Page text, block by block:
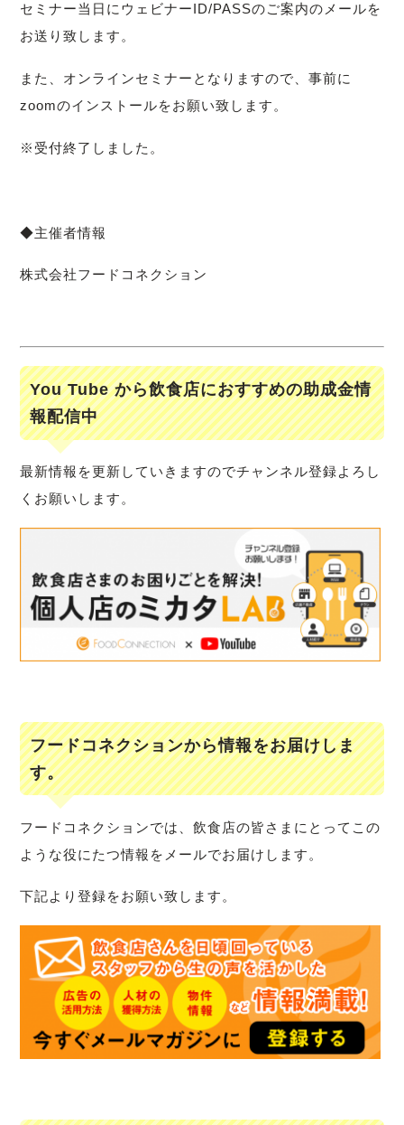
セミナー当日にウェビナーID/PASSのご案内のメールを
お送り致します。
また、オンラインセミナーとなりますので、事前に
zoomのインストールをお願い致します。
※受付終了しました。
◆主催者情報
株式会社フードコネクション
You Tube から飲食店におすすめの助成金情
報配信中
最新情報を更新していきますのでチャンネル登録よろし
くお願いします。
フードコネクションから情報をお届けしま
す。
フードコネクションでは、飲食店の皆さまにとってこの
ような役にたつ情報をメールでお届けします。
下記より登録をお願い致します。